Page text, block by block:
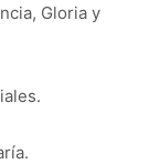
Gloria y